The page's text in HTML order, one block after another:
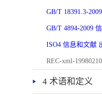
GB/T 18391.3-
GB/T 4894-2009
ISO4 信息和文献
REC-xml-
4 术语和定义